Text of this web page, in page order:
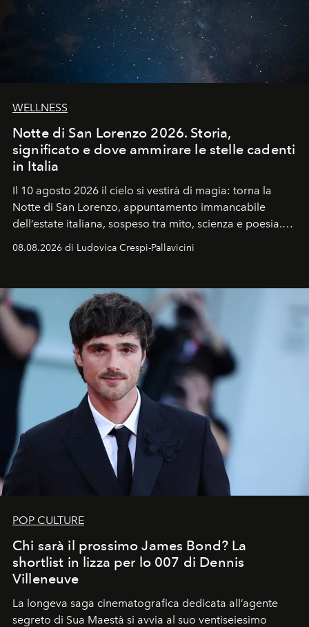
WELLNESS
Notte di San Lorenzo 2026. Storia,
significato e dove ammirare le stelle cadenti
in Italia
Il 10 agosto 2026 il cielo si vestirà di magia: torna la
Notte di San Lorenzo, appuntamento immancabile
dell’estate italiana, sospeso tra mito, scienza e poesia.
Sarà il momento in cui gli occhi si alzano verso la volta
celeste per seguire il passaggio delle
all’universo i desideri più segreti
08.08.2026 di Ludovica Crespi-Pallavicini
POP CULTURE
Chi sarà il prossimo James Bond? La
shortlist in lizza per lo 007 di Dennis
Villeneuve
La longeva saga cinematografica dedicata all’agente
segreto di Sua Maestà si avvia al suo ventiseiesimo